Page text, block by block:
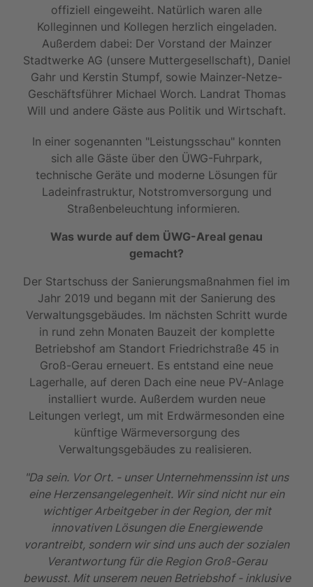
offiziell eingeweiht. Natürlich waren alle
Kolleginnen und Kollegen herzlich eingeladen.
Außerdem dabei: Der Vorstand der Mainzer
Stadtwerke AG (unsere Muttergesellschaft), Daniel
Gahr und Kerstin Stumpf, sowie Mainzer-Netze-
Geschäftsführer Michael Worch. Landrat Thomas
Will und andere Gäste aus Politik und Wirtschaft.
In einer sogenannten "Leistungsschau" konnten
sich alle Gäste über den ÜWG-Fuhrpark,
technische Geräte und moderne Lösungen für
Ladeinfrastruktur, Notstromversorgung und
Straßenbeleuchtung informieren.
Was wurde auf dem ÜWG-Areal genau
gemacht?
Der Startschuss der Sanierungsmaßnahmen fiel im
Jahr 2019 und begann mit der Sanierung des
Verwaltungsgebäudes. Im nächsten Schritt wurde
in rund zehn Monaten Bauzeit der komplette
Betriebshof am Standort Friedrichstraße 45 in
Groß-Gerau erneuert. Es entstand eine neue
Lagerhalle, auf deren Dach eine neue PV-Anlage
installiert wurde. Außerdem wurden neue
Leitungen verlegt, um mit Erdwärmesonden eine
künftige Wärmeversorgung des
Verwaltungsgebäudes zu realisieren.
"Da sein. Vor Ort. - unser Unternehmenssinn ist uns
eine Herzensangelegenheit. Wir sind nicht nur ein
wichtiger Arbeitgeber in der Region, der mit
innovativen Lösungen die Energiewende
vorantreibt, sondern wir sind uns auch der sozialen
Verantwortung für die Region Groß-Gerau
bewusst. Mit unserem neuen Betriebshof - inklusive